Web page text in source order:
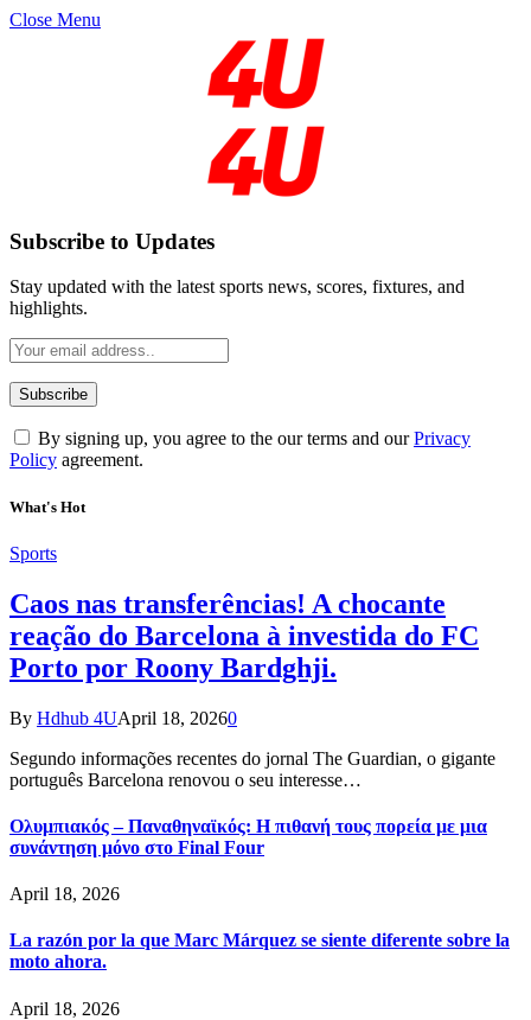
Close Menu
Subscribe to Updates
Stay updated with the latest sports news, scores, fixtures, and
highlights.
By signing up, you agree to the our terms and ourPrivacy
Policy agreement.
What's Hot
Sports
Caos nas transferências! A chocante
reação do Barcelona à investida do FC
Porto por Roony Bardghji.
By Hdhub 4UApril 18, 20260
Segundo informações recentes do jornal The Guardian, o gigante
português Barcelona renovou o seu interesse…
Ολυμπιακός – Παναθηναϊκός: Η πιθανή τους πορεία με μια
συνάντηση μόνο στο Final Four
April 18, 2026
La razón por la que Marc Márquez se siente diferente sobre la
moto ahora.
April 18, 2026